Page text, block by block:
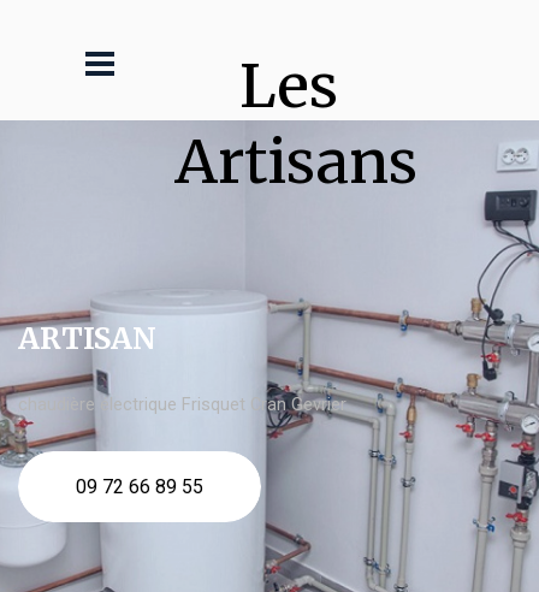
Les
Artisans
ARTISAN
chaudière électrique Frisquet Cran Gevrier
09 72 66 89 55